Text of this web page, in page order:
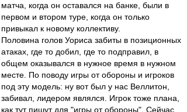
матча, когда он оставался на банке, были в
первом и втором туре, когда он только
привыкал к новому коллективу.
Половина голов Уориса забиты в позиционных
атаках, где то добил, где то подправил, в
общем оказывался в нужное время в нужном
месте. По поводу игры от обороны и игроков
под эту модель: ну вот был у нас Веллитон,
забивал, лидером являлся. Игрок тоже плана,
как тут пишут для "игры от обороны". Сейчас